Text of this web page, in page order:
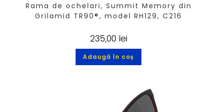
Rama de ochelari, Summit Memory din
Grilamid TR90®, model RH129, C216
235,00 lei
Adaugă în coș